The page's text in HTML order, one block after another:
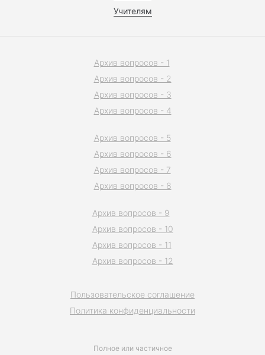
Учителям
Полное или частичное
Пользовательское соглашение
Политика конфиденциальности
Архив вопросов - 1
Архив вопросов - 2
Архив вопросов - 3
Архив вопросов - 4
Архив вопросов - 5
Архив вопросов - 6
Архив вопросов - 7
Архив вопросов - 8
Архив вопросов - 9
Архив вопросов - 10
Архив вопросов - 11
Архив вопросов - 12